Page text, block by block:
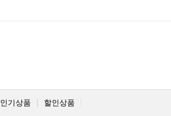
인기상품 할인상품